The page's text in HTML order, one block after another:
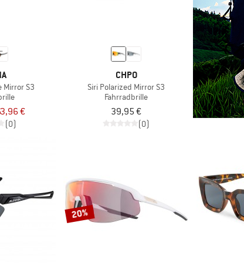
Mirror S3
€
(0)
CHPO
Siri Polarized Mirror S3
Fahrradbrille
39,95 €
(0)
20%